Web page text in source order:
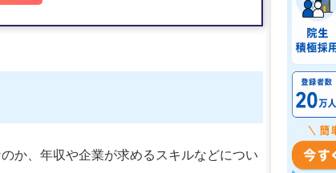
か、年収や企業が求めるスキルなどについ